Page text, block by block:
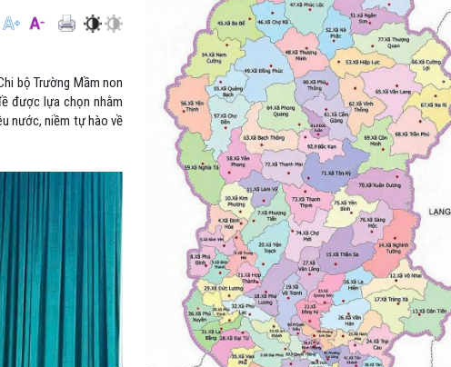
bộ Trường Mầm non
được lựa chọn nhằm
nước, niềm tự hào về